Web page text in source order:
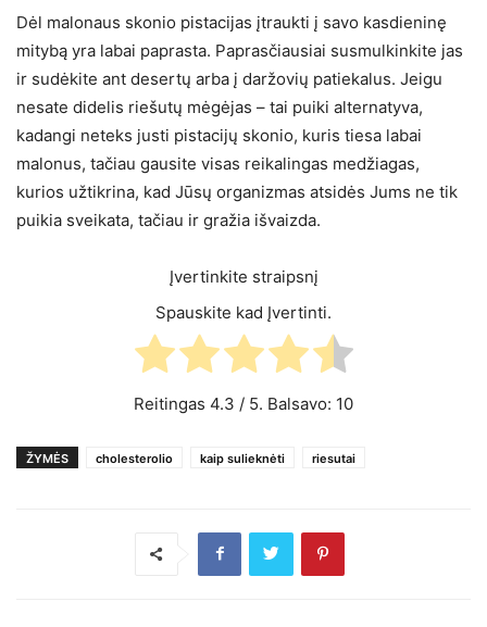
Dėl malonaus skonio pistacijas įtraukti į savo kasdieninę
mitybą yra labai paprasta. Paprasčiausiai susmulkinkite jas
ir sudėkite ant desertų arba į daržovių patiekalus. Jeigu
nesate didelis riešutų mėgėjas – tai puiki alternatyva,
kadangi neteks justi pistacijų skonio, kuris tiesa labai
malonus, tačiau gausite visas reikalingas medžiagas,
kurios užtikrina, kad Jūsų organizmas atsidės Jums ne tik
puikia sveikata, tačiau ir gražia išvaizda.
Įvertinkite straipsnį
Spauskite kad Įvertinti.
Reitingas 4.3 / 5. Balsavo: 10
ŽYMĖS cholesterolio kaip sulieknėti riesutai